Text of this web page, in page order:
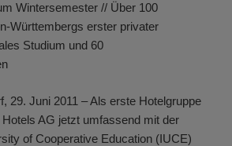
Wintersemester // Über 100
Württembergs erster privater
Studium und 60
29. Juni 2011 – Als erste Hotelgruppe
AG jetzt umfassend mit der
of Cooperative Education (IUCE)